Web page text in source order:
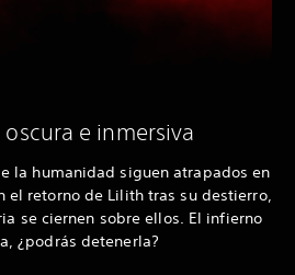
oscura e inmersiva
la humanidad siguen atrapados en
el retorno de Lilith tras su destierro,
se ciernen sobre ellos. El infierno
¿podrás detenerla?